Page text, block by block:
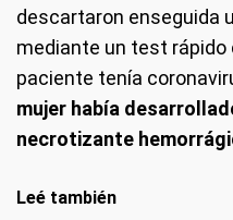
descartaron enseguida
mediante un test rápido
paciente tenía
mujer había
necrotizante
Leé también